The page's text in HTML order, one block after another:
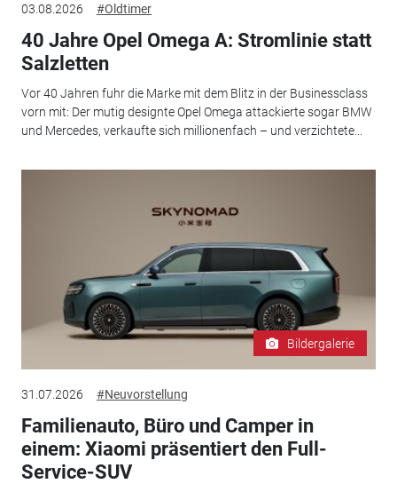
03.08.2026 #Oldtimer
40 Jahre Opel Omega A: Stromlinie statt
Salzletten
Vor 40 Jahren fuhr die Marke mit dem Blitz in der Businessclass
vorn mit: Der mutig designte Opel Omega attackierte sogar BMW
und Mercedes, verkaufte sich millionenfach – und verzichtete...
Bildergalerie
31.07.2026 #Neuvorstellung
Familienauto, Büro und Camper in
einem: Xiaomi präsentiert den Full-
Service-SUV